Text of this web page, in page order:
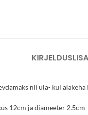
KIRJELDUS
nii üla- kui
12cm ja diameeter 2.5cm